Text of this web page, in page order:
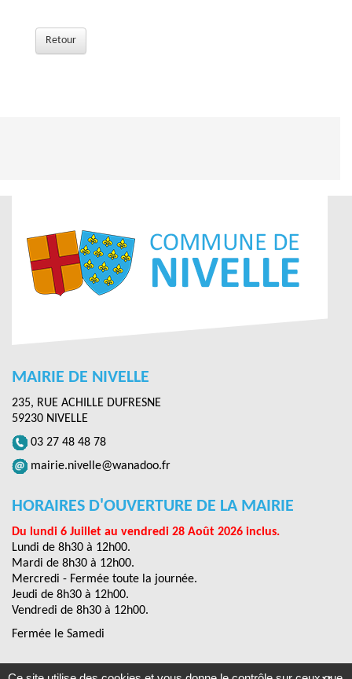
Retour
MAIRIE DE NIVELLE
235, RUE ACHILLE DUFRESNE
59230 NIVELLE
03 27 48 48 78
mairie.nivelle@wanadoo.fr
HORAIRES D'OUVERTURE DE LA MAIRIE
Du lundi 6 Juillet au vendredi 28 Août 2026 inclus.
Lundi de 8h30 à 12h00.
Mardi de 8h30 à 12h00.
Mercredi - Fermée toute la journée.
Jeudi de 8h30 à 12h00.
Vendredi de 8h30 à 12h00.
Fermée le Samedi